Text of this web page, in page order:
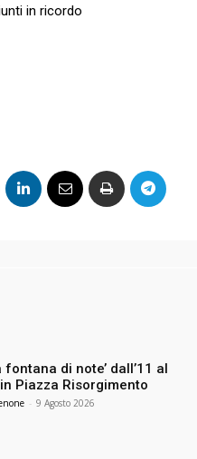
in ricordo
fontana di note’ dall’11 al
Piazza Risorgimento
- 9 Agosto 2026